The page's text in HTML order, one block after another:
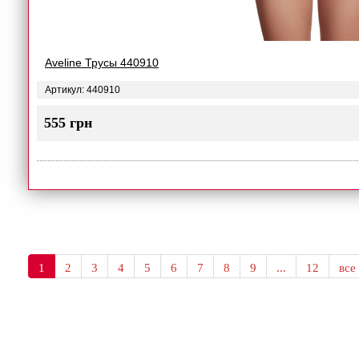
Aveline Трусы 440910
Артикул: 440910
555 грн
1 2 3 4 5 6 7 8 9 ... 12 все